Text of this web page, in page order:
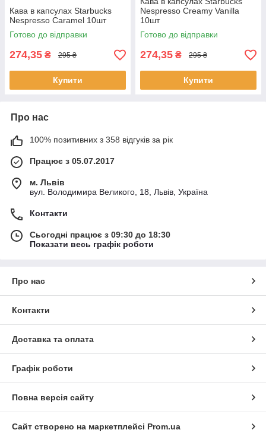
Кава в капсулах Starbucks
Nespresso Caramel 10шт
Готово до відправки
274,35 ₴ 295 ₴
Купити
Nespresso Creamy Vanilla
10шт
Готово до відправки
274,35 ₴ 295 ₴
Купити
Про нас
100% позитивних з 358 відгуків за рік
Працює з 05.07.2017
м. Львів
вул. Володимира Великого, 18, Львів, Україна
Контакти
Сьогодні працює з 09:30 до 18:30
Показати весь графік роботи
Про нас
Контакти
Доставка та оплата
Графік роботи
Повна версія сайту
Сайт створено на маркетплейсі Prom.ua